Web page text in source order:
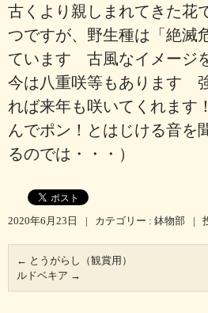
古くより親しまれてきた花
つですが、野生種は「絶滅
ています 古風なイメージ
今は八重咲等もあります
れば来年も咲いてくれま
んでポン！とはじける音を
るのでは・・・）
2020年6月23日 | カテゴリー : 鉢物部 |
← とうがらし（観賞用）
ルドベキア →